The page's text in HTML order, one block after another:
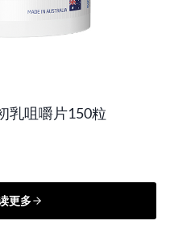
乳咀嚼片150粒
更多